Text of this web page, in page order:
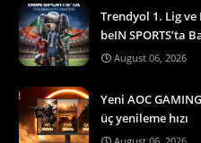
Trendyol 1. Lig
beIN SPORTS’ta
August 06, 2026
Yeni AOC
üç yenileme hızı